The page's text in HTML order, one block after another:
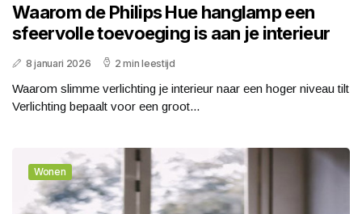
Waarom de Philips Hue hanglamp een
sfeervolle toevoeging is aan je interieur
8 januari 2026 2 min leestijd
Waarom slimme verlichting je interieur naar een hoger niveau tilt
Verlichting bepaalt voor een groot...
Wonen